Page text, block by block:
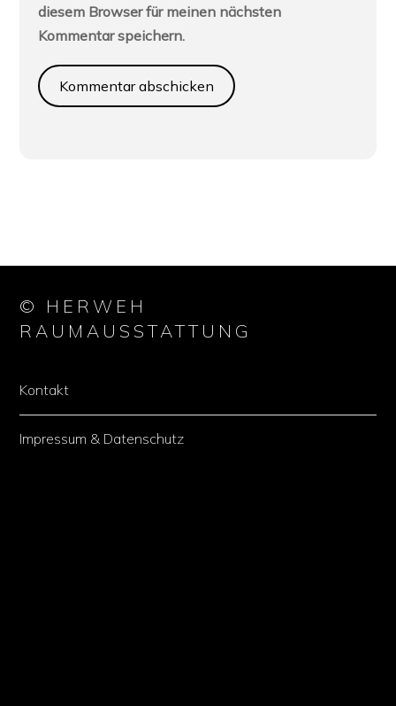
diesem Browser für meinen nächsten
Kommentar speichern.
© HERWEH
RAUMAUSSTATTUNG
Kontakt
Impressum & Datenschutz